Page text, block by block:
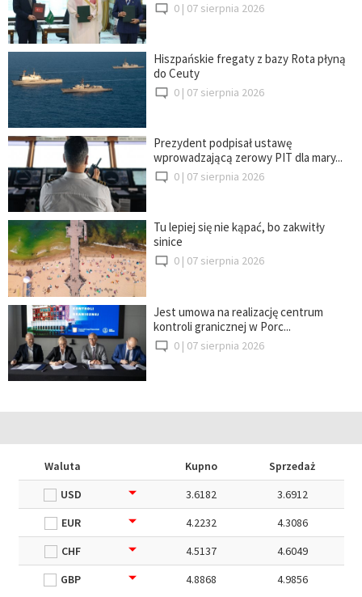
0 | 07 sierpnia 2026
Hiszpańskie fregaty z bazy Rota płyną
do Ceuty
0 | 07 sierpnia 2026
Prezydent podpisał ustawę
wprowadzającą zerowy PIT dla mary...
0 | 07 sierpnia 2026
Tu lepiej się nie kąpać, bo zakwitły
sinice
0 | 07 sierpnia 2026
Jest umowa na realizację centrum
kontroli granicznej w Porc...
0 | 07 sierpnia 2026
Waluta Kupno
Sprzedaż
USD
3.6182
3.6912
EUR
4.2232
4.3086
CHF
4.5137
4.6049
GBP
4.8868 4.9856